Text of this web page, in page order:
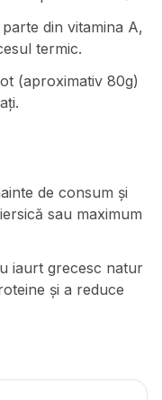
din vitamina A,
termic.
(aproximativ 80g)
de consum și
sau maximum
iaurt grecesc natur
și a reduce